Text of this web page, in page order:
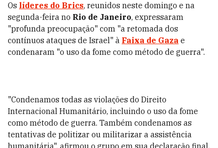
Os líderes do Brics, reunidos neste domingo e na
segunda-feira no Rio de Janeiro, expressaram
"profunda preocupação" com "a retomada dos
contínuos ataques de Israel" à Faixa de Gaza e
condenaram "o uso da fome como método de guerra".
"Condenamos todas as violações do Direito
Internacional Humanitário, incluindo o uso da fome
como método de guerra. Também condenamos as
tentativas de politizar ou militarizar a assistência
humanitária", afirmou o grupo em sua declaração final.